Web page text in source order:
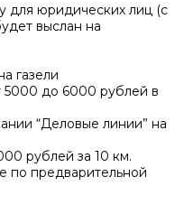
для юридических лиц (с
выслан на
газели
5000 до 6000 рублей в
“Деловые линии” на
рублей за 10 км.
по предварительной